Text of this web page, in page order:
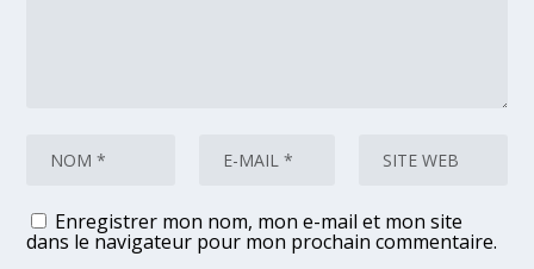
Enregistrer mon nom, mon e-mail et mon site
dans le navigateur pour mon prochain commentaire.